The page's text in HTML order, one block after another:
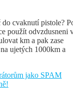
cvaknutí pistole?
použít odvzdusneni
km a pak zase
ujetých 1000km a
jako SPAM